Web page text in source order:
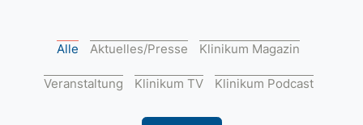
Alle Aktuelles/Presse Klinikum Magazin
Veranstaltung Klinikum TV Klinikum Podcast